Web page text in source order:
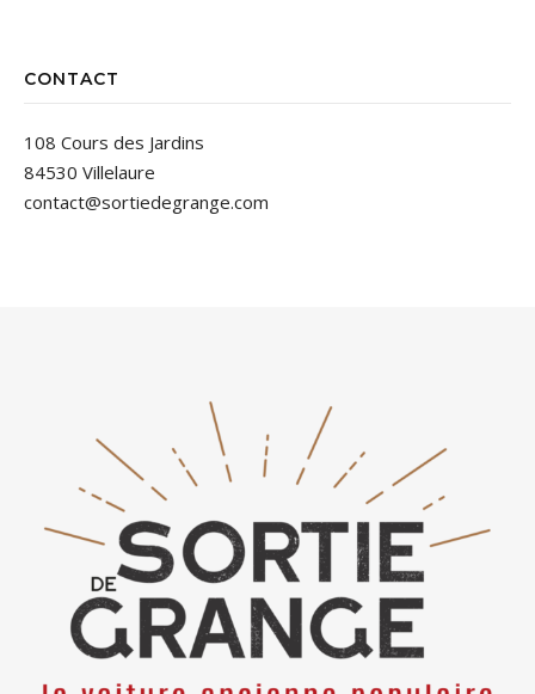
CONTACT
108 Cours des Jardins
84530 Villelaure
contact@sortiedegrange.com